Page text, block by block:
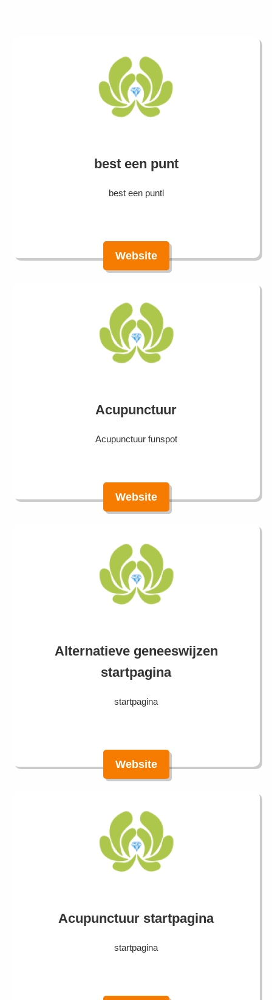
best een punt
best een puntl
Website
Acupunctuur
Acupunctuur funspot
Website
Alternatieve geneeswijzen
startpagina
startpagina
Website
Acupunctuur startpagina
startpagina